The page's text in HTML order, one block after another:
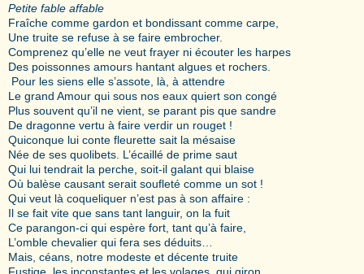
Petite fable affable
Fraîche comme gardon et bondissant comme carpe,
Une truite se refuse à se faire embrocher.
Comprenez qu’elle ne veut frayer ni écouter les harpes
Des poissonnes amours hantant algues et rochers.
Pour les siens elle s’assote, là, à attendre
Le grand Amour qui sous nos eaux quiert son congé
Plus souvent qu’il ne vient, se parant pis que sandre
De dragonne vertu à faire verdir un rouget !
Quiconque lui conte fleurette sait la mésaise
Née de ses quolibets. L’écaillé de prime saut
Qui lui tendrait la perche, soit-il galant qui blaise
Où balèse causant serait soufleté comme un sot !
Qui veut là coqueliquer n’est pas à son affaire :
Il se fait vite que sans tant languir, on la fuit
Ce parangon-ci qui espère fort, tant qu’à faire,
L’omble chevalier qui fera ses déduits…
Mais, céans, notre modeste et décente truite